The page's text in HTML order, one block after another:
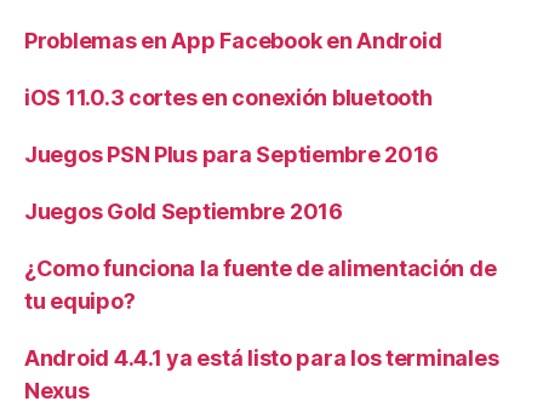
Problemas en App Facebook en Android
iOS 11.0.3 cortes en conexión bluetooth
Juegos PSN Plus para Septiembre 2016
Juegos Gold Septiembre 2016
¿Como funciona la fuente de alimentación de
tu equipo?
Android 4.4.1 ya está listo para los terminales
Nexus